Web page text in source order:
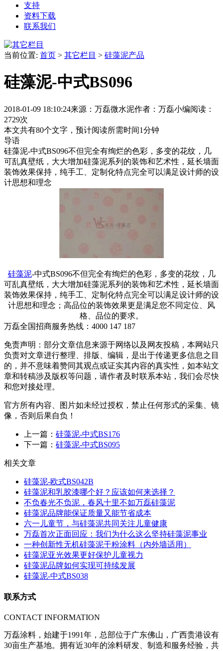
支持
资料下载
联系我们
当前位置: 首页 > 其它栏目 > 硅藻泥产品
硅藻泥-中式BS096
2018-01-09 18:10:24来源：万磊微水泥作者：万磊小编阅读：
2729次
本文共有80个文字，预计阅读所需时间1分钟
导语
硅藻泥-中式BS096不但完全有绚烂的色彩，多变的花纹，几
可乱真壁纸，大大增加硅藻泥系列的装饰和艺术性，延长墙面
装饰效果保持，纯手工、定制化特点完全可以满足设计师的设
计思想和理念
硅藻泥-中式BS096不但完全有绚烂的色彩，多变的花纹，几
可乱真壁纸，大大增加硅藻泥系列的装饰和艺术性，延长墙面
装饰效果保持，纯手工、定制化特点完全可以满足设计师的设
计思想和理念；高品位的装饰效果更是满足您不同定位、风
格、品位的要求。
万磊全国招商服务热线： 4000 147 187
免责声明：部分文章信息来源于网络以及网友投稿，本网站只
负责对文章进行整理、排版、编辑，是出于传递更多信息之目
的，并不意味着赞同其观点或证实其内容的真实性，如本站文
章和转稿涉及版权等问题，请作者及时联系本站，我们会尽快
和您对接处理。
官方所有内容、图片如未经过授权，禁止任何形式的采集、镜
像，否则后果自负！
上一篇： 硅藻泥-中式BS176
下一篇： 硅藻泥-中式BS095
相关文章
硅藻泥-欧式BS042B
硅藻泥和乳胶漆哪个好？应该如何来选择？
不负春光不负泥，春风十里不如万磊硅藻泥
硅藻泥品牌能保证质量又能节省成本
六一儿童节，与硅藻泥共同关注儿童健康
万磊首次正面回应：我们为什么这么坚持硅藻泥事业
一种创新性无机硅藻泥干粉涂料（内外墙适用）
硅藻泥亚光效果更好保护儿童视力
硅藻泥品牌如何实现可持续发展
硅藻泥-中式BS038
联系方式
CONTACT INFORMATION
万磊涂料，始建于1991年，总部位于广东佛山，广西贵港设有
30亩生产基地。拥有近30年的涂料研发、制造和服务经验，共